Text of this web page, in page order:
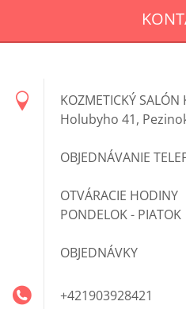
KOZMETICKÝ SALÓN
Holubyho 41,
OBJEDNÁVANIE
OTVÁRACIE HODINY
PONDELOK - PIATOK
OBJEDNÁVKY
+421903928421